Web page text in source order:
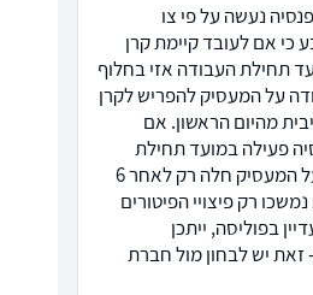
נעשה על פי צו
כי אם לעובד קיימת קרן
תחילת העבודה אזי בחלוף
על המעסיק להפריש לקרן
מהיום הראשון. אם
פעילה במועד תחילת
העבודה, החובה על המעסיק חלה רק לאחר 6
רק פיצויי הפיטורים
בפוליסה, ייתכן
זאת יש לבחון מול חברת